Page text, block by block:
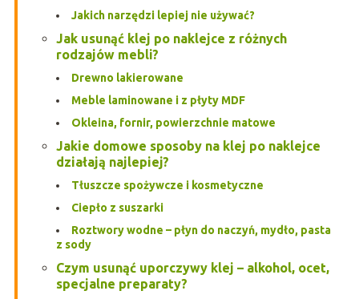
Jakich narzędzi lepiej nie używać?
Jak usunąć klej po naklejce z różnych
rodzajów mebli?
Drewno lakierowane
Meble laminowane i z płyty MDF
Okleina, fornir, powierzchnie matowe
Jakie domowe sposoby na klej po naklejce
działają najlepiej?
Tłuszcze spożywcze i kosmetyczne
Ciepło z suszarki
Roztwory wodne – płyn do naczyń, mydło, pasta
z sody
Czym usunąć uporczywy klej – alkohol, ocet,
specjalne preparaty?